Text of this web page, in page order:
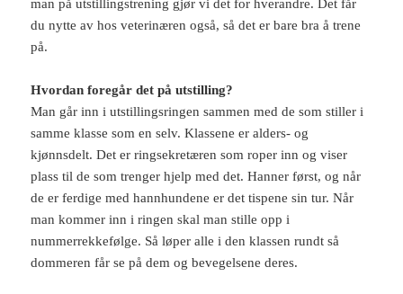
man på utstillingstrening gjør vi det for hverandre. Det får
du nytte av hos veterinæren også, så det er bare bra å trene
på.
Hvordan foregår det på utstilling?
Man går inn i utstillingsringen sammen med de som stiller i
samme klasse som en selv. Klassene er alders- og
kjønnsdelt. Det er ringsekretæren som roper inn og viser
plass til de som trenger hjelp med det. Hanner først, og når
de er ferdige med hannhundene er det tispene sin tur. Når
man kommer inn i ringen skal man stille opp i
nummerrekkefølge. Så løper alle i den klassen rundt så
dommeren får se på dem og bevegelsene deres.